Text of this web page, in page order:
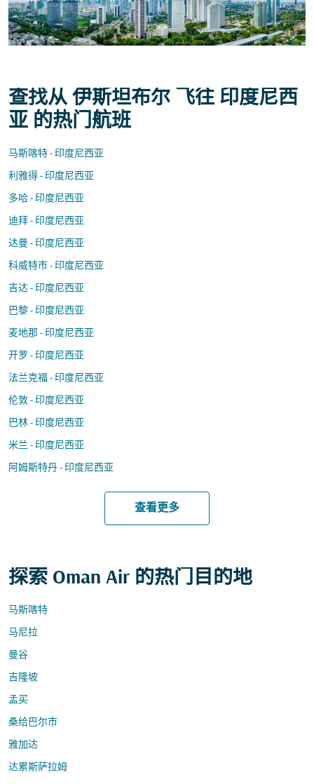
查找从 伊斯坦布尔 飞往 印度尼西
亚 的热门航班
马斯喀特 - 印度尼西亚
利雅得 - 印度尼西亚
多哈 - 印度尼西亚
迪拜 - 印度尼西亚
达曼 - 印度尼西亚
科威特市 - 印度尼西亚
吉达 - 印度尼西亚
巴黎 - 印度尼西亚
麦地那 - 印度尼西亚
开罗 - 印度尼西亚
法兰克福 - 印度尼西亚
伦敦 - 印度尼西亚
巴林 - 印度尼西亚
米兰 - 印度尼西亚
阿姆斯特丹 - 印度尼西亚
查看更多
探索 Oman Air 的热门目的地
马斯喀特
马尼拉
曼谷
吉隆坡
孟买
桑给巴尔市
雅加达
达累斯萨拉姆